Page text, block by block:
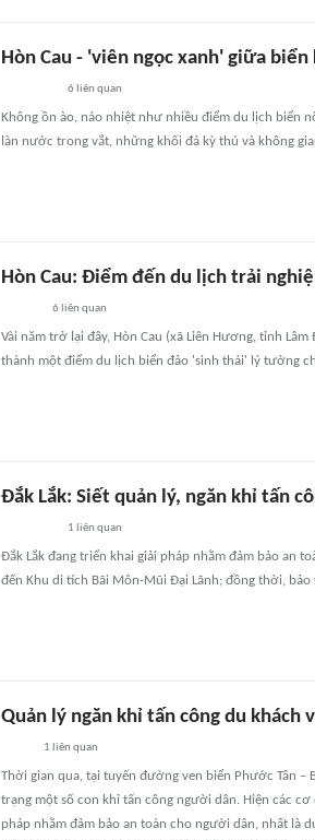
Hòn Cau - 'viên ngọc xanh' giữa
6 liên quan
Không ồn ào, náo nhiệt như nhiều điểm du lịch biển
làn nước trong vắt, những khối đá kỳ thú và không
Hòn Cau: Điểm đến du lịch trải
6 liên quan
Vài năm trở lại đây, Hòn Cau (xã Liên Hương, tỉnh
thành một điểm du lịch biển đảo 'sinh thái' lý tưởng
Đắk Lắk: Siết quản lý, ngăn khỉ tấn
1 liên quan
Đắk Lắk đang triển khai giải pháp nhằm đảm bảo an
đến Khu di tích Bãi Môn-Mũi Đại Lãnh; đồng thời,
Quản lý ngăn khỉ tấn công du khách
1 liên quan
Thời gian qua, tại tuyến đường ven biển Phước Tân –
trạng một số con khỉ tấn công người dân. Hiện các
pháp nhằm đảm bảo an toàn cho người dân, nhất là